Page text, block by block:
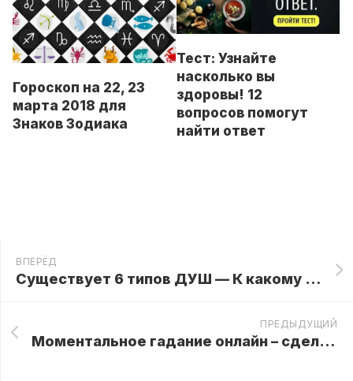
Гороскоп на 22, 23
марта 2018 для
Знаков Зодиака
Тест: Узнайте
насколько вы
здоровы! 12
вопросов помогут
найти ответ
ВПЕРЁД
Существует 6 типов ДУШ — К какому типу относится ваша!?
ПРЕДЫДУЩИЙ
Моментальное гадание онлайн – сделайте правильный выбор карты